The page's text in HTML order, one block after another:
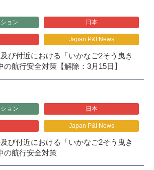
ョン 日本
Japan P&I News
び付近における「いかなご2そう曳き
航行安全対策【解除：3月15日】
ョン 日本
Japan P&I News
び付近における「いかなご2そう曳き
の航行安全対策